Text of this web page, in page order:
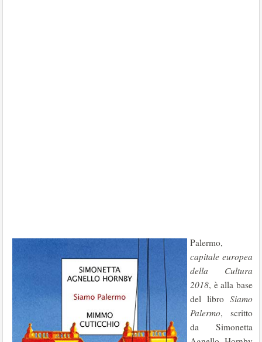
Palermo,
capitale europea
della Cultura
2018, è alla base
del libro Siamo
Palermo, scritto
da Simonetta